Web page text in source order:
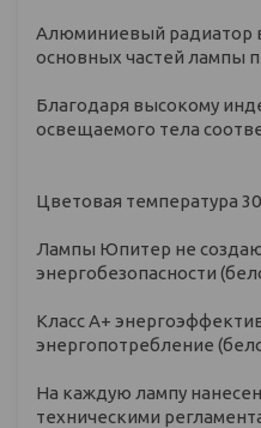
Алюминиевый радиатор в
основных частей лампы
Благодаря высокому
освещаемого тела
Цветовая температура
Лампы Юпитер не
энергобезопасности
Класс А+
энергопотребление
На каждую лампу
техническими